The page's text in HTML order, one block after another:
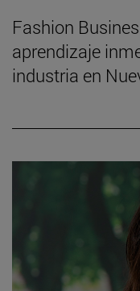
Fashion
aprendizaje
industria en